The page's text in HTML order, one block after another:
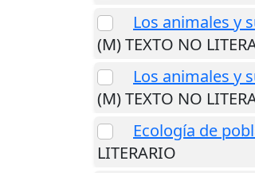
Los animales y
(M) TEXTO NO
Los animales y
(M) TEXTO NO
Ecología de
LITERARIO